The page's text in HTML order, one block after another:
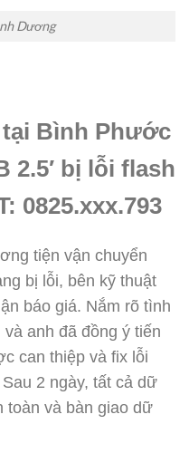
Dương
Bình Phước
2.5′ bị lỗi flash
0825.xxx.793
tiện vận chuyển
bị lỗi, bên kỹ thuật
báo giá. Nắm rõ tình
anh đã đồng ý tiến
can thiệp và fix lỗi
2 ngày, tất cả dữ
toàn và bàn giao dữ